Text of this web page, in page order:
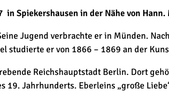
Spiekershausen in der Nähe von Hann.
Jugend verbrachte er in Münden.
studierte er von 1866 – 1869 an der
Reichshauptstadt Berlin. Dort
19. Jahrhunderts. Eberleins „große